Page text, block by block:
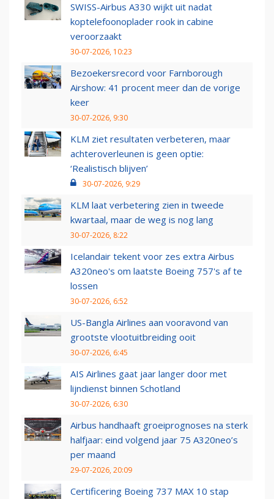
SWISS-Airbus A330 wijkt uit nadat
koptelefoonoplader rook in cabine
veroorzaakt
30-07-2026, 10:23
Bezoekersrecord voor Farnborough
Airshow: 41 procent meer dan de vorige
keer
30-07-2026, 9:30
KLM ziet resultaten verbeteren, maar
achteroverleunen is geen optie:
‘Realistisch blijven’
30-07-2026, 9:29
KLM laat verbetering zien in tweede
kwartaal, maar de weg is nog lang
30-07-2026, 8:22
Icelandair tekent voor zes extra Airbus
A320neo's om laatste Boeing 757's af te
lossen
30-07-2026, 6:52
US-Bangla Airlines aan vooravond van
grootste vlootuitbreiding ooit
30-07-2026, 6:45
AIS Airlines gaat jaar langer door met
lijndienst binnen Schotland
30-07-2026, 6:30
Airbus handhaaft groeiprognoses na sterk
halfjaar: eind volgend jaar 75 A320neo’s
per maand
29-07-2026, 20:09
Certificering Boeing 737 MAX 10 stap